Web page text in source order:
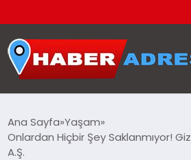
GÜNDEM
Ana Sayfa Yaşam
Onlardan Hiçbir Şey Saklanmıyor!
A.Ş.